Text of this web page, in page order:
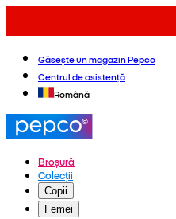
Găsește un magazin Pepco
Centrul de asistență
Română
Broșură
Colecții
Copii
Femei